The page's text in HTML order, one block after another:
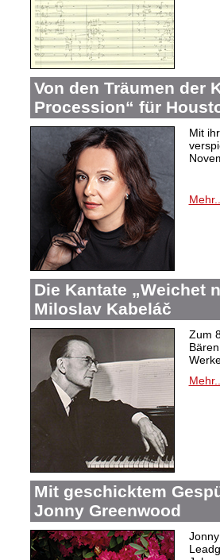
Von den Träumen der
Procession“ für
Mit
Mehr...
Die Kantate „Weichet
Miloslav Kabeláč
Zum
Mehr...
Mit geschicktem
Jonny Greenwood